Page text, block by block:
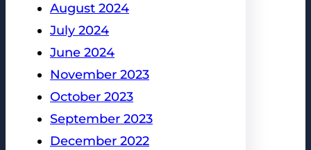
August 2024
July 2024
June 2024
November 2023
October 2023
September 2023
December 2022